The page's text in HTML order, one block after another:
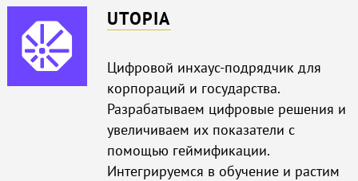
UTOPIA
Цифровой инхаус-подрядчик для
корпораций и государства.
Разрабатываем цифровые решения и
увеличиваем их показатели с
помощью геймификации.
Интегрируемся в обучение и растим